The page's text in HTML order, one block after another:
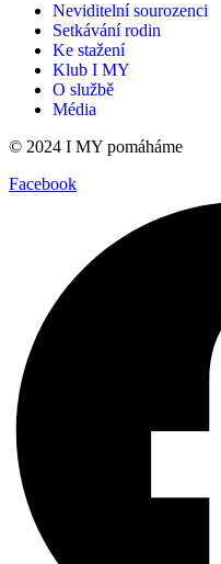
Neviditelní sourozenci
Setkávání rodin
Ke stažení
Klub I MY
O službě
Média
© 2024 I MY pomáháme
Facebook